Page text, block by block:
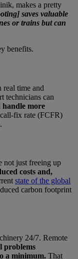
makes a pretty
saves valuable
or trains but can
benefits.
time and
technicians can
handle more
fix rate (FCFR)
not just freeing up
costs and,
state of the global
carbon footprint
24/7. Remote
problems
a minimum. That